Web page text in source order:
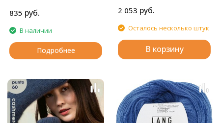
теплых вещей на зиму.
835 руб.
В наличии
Подробнее
2 053 руб.
Осталось несколько штук
В корзину